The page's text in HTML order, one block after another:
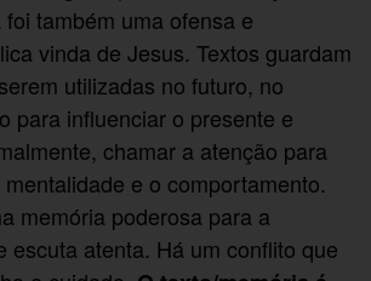
também uma ofensa e
vinda de Jesus. Textos guardam
utilizadas no futuro, no
para influenciar o presente e
chamar a atenção para
e o comportamento.
memória poderosa para a
escuta atenta. Há um conflito que